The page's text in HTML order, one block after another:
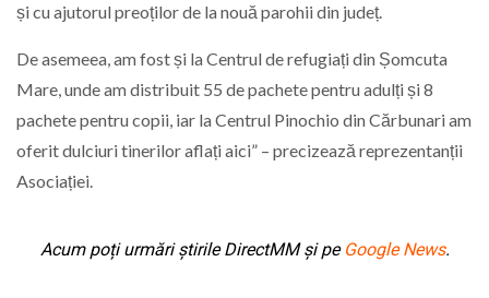
și cu ajutorul preoților de la nouă parohii din județ.
De asemeea, am fost și la Centrul de refugiați din Șomcuta
Mare, unde am distribuit 55 de pachete pentru adulți și 8
pachete pentru copii, iar la Centrul Pinochio din Cărbunari am
oferit dulciuri tinerilor aflați aici” – precizează reprezentanții
Asociației.
Acum poți urmări știrile DirectMM și pe Google News.